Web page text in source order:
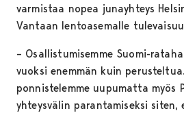
varmistaa nopea junayhteys
Vantaan lentoasemalle
– Osallistumisemme Suomi-
vuoksi enemmän kuin
ponnistelemme uupumatta myös
yhteysvälin parantamiseksi